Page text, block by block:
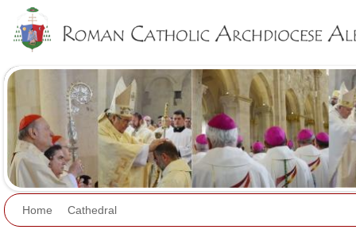
Home Cathedral